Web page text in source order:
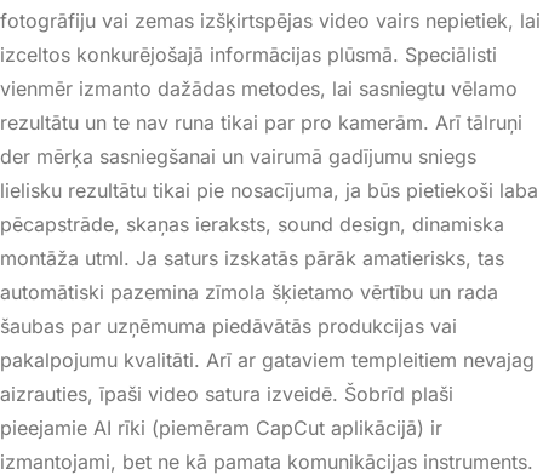
fotogrāfiju vai zemas izšķirtspējas video vairs nepietiek, lai
izceltos konkurējošajā informācijas plūsmā. Speciālisti
vienmēr izmanto dažādas metodes, lai sasniegtu vēlamo
rezultātu un te nav runa tikai par pro kamerām. Arī tālruņi
der mērķa sasniegšanai un vairumā gadījumu sniegs
lielisku rezultātu tikai pie nosacījuma, ja būs pietiekoši laba
pēcapstrāde, skaņas ieraksts, sound design, dinamiska
montāža utml. Ja saturs izskatās pārāk amatierisks, tas
automātiski pazemina zīmola šķietamo vērtību un rada
šaubas par uzņēmuma piedāvātās produkcijas vai
pakalpojumu kvalitāti. Arī ar gataviem templeitiem nevajag
aizrauties, īpaši video satura izveidē. Šobrīd plaši
pieejamie AI rīki (piemēram CapCut aplikācijā) ir
izmantojami, bet ne kā pamata komunikācijas instruments.